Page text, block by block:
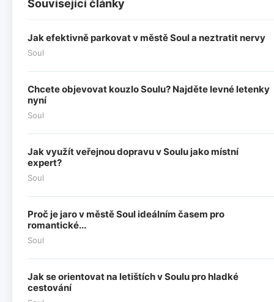
Související články
Jak efektivně parkovat v městě Soul a neztratit nervy
Soul
Chcete objevovat kouzlo Soulu? Najděte levné letenky
nyní
Soul
Jak využít veřejnou dopravu v Soulu jako místní
expert?
Soul
Proč je jaro v městě Soul ideálním časem pro
romantické...
Soul
Jak se orientovat na letištích v Soulu pro hladké
cestování